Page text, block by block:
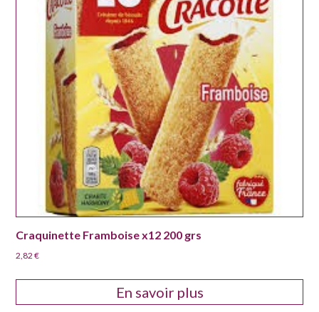
Craquinette Framboise x12 200 grs
2,82€
En savoir plus